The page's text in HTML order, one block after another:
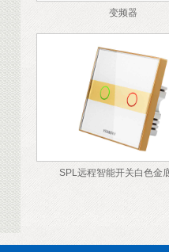
变频器
SPL远程智能开关白色金